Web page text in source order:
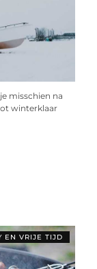
misschien na
winterklaar
EN VRIJE TIJD